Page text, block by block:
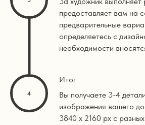
предоставляет вам на
предварительные
определяетесь с
необходимости
Итог
Вы получаете 3-4
изображения вашего
3840 х 2160 px с